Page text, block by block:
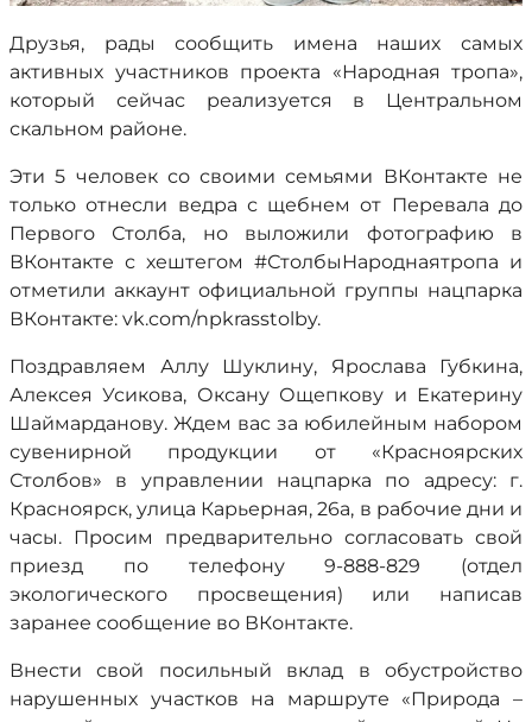
Друзья, рады сообщить имена наших самых
активных участников проекта «Народная тропа»,
который сейчас реализуется в Центральном
скальном районе.
Эти 5 человек со своими семьями ВКонтакте не
только отнесли ведра с щебнем от Перевала до
Первого Столба, но выложили фотографию в
ВКонтакте с хештегом #СтолбыНароднаятропа и
отметили аккаунт официальной группы нацпарка
ВКонтакте: vk.com/npkrasstolby.
Поздравляем Аллу Шуклину, Ярослава Губкина,
Алексея Усикова, Оксану Ощепкову и Екатерину
Шаймарданову. Ждем вас за юбилейным набором
сувенирной продукции от «Красноярских
Столбов» в управлении нацпарка по адресу: г.
Красноярск, улица Карьерная, 26а, в рабочие дни и
часы. Просим предварительно согласовать свой
приезд по телефону 9-888-829 (отдел
экологического просвещения) или написав
заранее сообщение во ВКонтакте.
Внести свой посильный вклад в обустройство
нарушенных участков на маршруте «Природа –